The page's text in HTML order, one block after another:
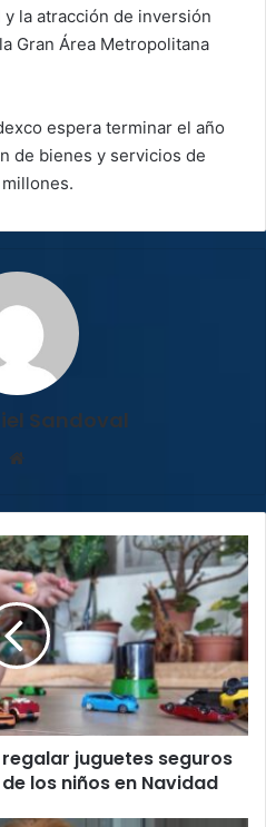
la atracción de inversión
Gran Área Metropolitana
espera terminar el año
de bienes y servicios de
Sandoval
juguetes seguros
los niños en Navidad